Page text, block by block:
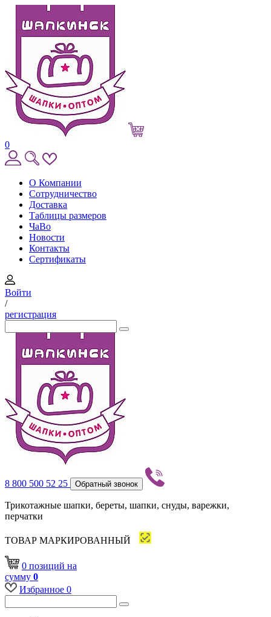
0
О Компании
Сотрудничество
Доставка
Таблицы размеров
ЧаВо
Новости
Контакты
Сертификаты
Войти
/
регистрация
8 800 500 52 25 Обратный звонок
Трикотажные шапки, береты, шапки, снуды, варежки,
перчатки
ТОВАР МАРКИРОВАННЫЙ
0 позиций на
сумму 0
Избранное 0